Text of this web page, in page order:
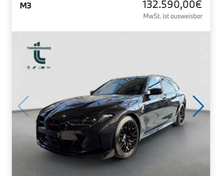
M3 132.590,00€
MwSt. ist ausweisbar